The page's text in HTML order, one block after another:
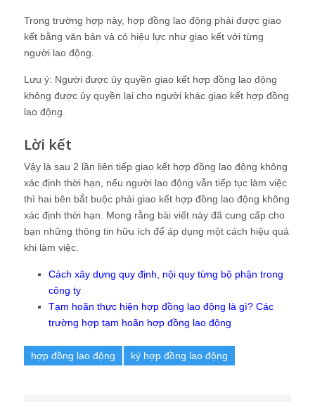
Trong trường hợp này, hợp đồng lao động phải được giao
kết bằng văn bản và có hiệu lực như giao kết với từng
người lao động.
Lưu ý: Người được ủy quyền giao kết hợp đồng lao động
không được ủy quyền lại cho người khác giao kết hợp đồng
lao động.
Lời kết
Vậy là sau 2 lần liên tiếp giao kết hợp đồng lao động không
xác định thời hạn, nếu người lao động vẫn tiếp tục làm việc
thì hai bên bắt buộc phải giao kết hợp đồng lao động không
xác định thời hạn. Mong rằng bài viết này đã cung cấp cho
bạn những thông tin hữu ích để áp dụng một cách hiệu quả
khi làm việc.
Cách xây dựng quy định, nội quy từng bộ phận trong
công ty
Tạm hoãn thực hiện hợp đồng lao động là gì? Các
trường hợp tạm hoãn hợp đồng lao động
hợp đồng lao động ký hợp đồng lao động